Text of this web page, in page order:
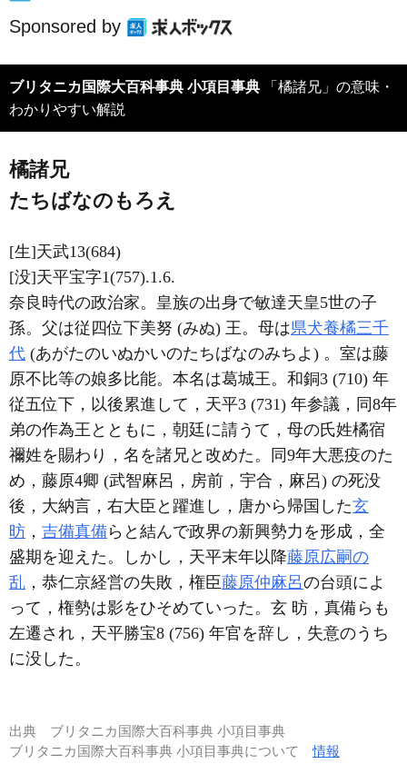
Sponsored by
ブリタニカ国際大百科事典 小項目事典
わかりやすい解説
橘諸兄
たちばなのもろえ
[生]天武13(684)
[没]天平宝字1(757).1.6.
奈良時代の政治家。皇族の出身で敏達天皇5世の子
孫。父は従四位下美努 (みぬ) 王。母は県犬養橘三千
代 (あがたのいぬかいのたちばなのみちよ) 。室は藤
原不比等の娘多比能。本名は葛城王。和銅3 (710) 年
従五位下，以後累進して，天平3 (731) 年参議，同8年
弟の作為王とともに，朝廷に請うて，母の氏姓橘宿
禰姓を賜わり，名を諸兄と改めた。同9年大悪疫のた
め，藤原4卿 (武智麻呂，房前，宇合，麻呂) の死没
後，大納言，右大臣と躍進し，唐から帰国した玄
昉 ， 吉備真備らと結んで政界の新興勢力を形成，全
盛期を迎えた。しかし，天平末年以降藤原広嗣の
乱 ，恭仁京経営の失敗，権臣藤原仲麻呂の台頭によ
って，権勢は影をひそめていった。玄 昉，真備らも
左遷され，天平勝宝8 (756) 年官を辞し，失意のうち
に没した。
出典 ブリタニカ国際大百科事典 小項目事典
ブリタニカ国際大百科事典 小項目事典について情報